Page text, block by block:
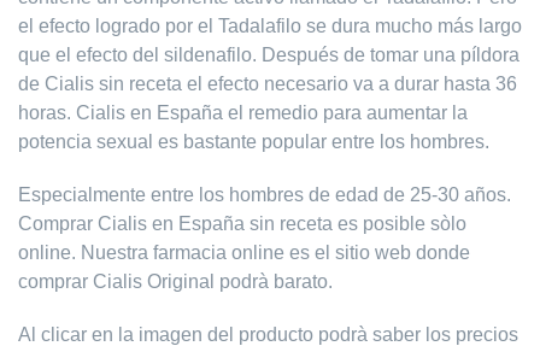
el efecto logrado por el Tadalafilo se dura mucho más largo
que el efecto del sildenafilo. Después de tomar una píldora
de Cialis sin receta el efecto necesario va a durar hasta 36
horas. Cialis en España el remedio para aumentar la
potencia sexual es bastante popular entre los hombres.
Especialmente entre los hombres de edad de 25-30 años.
Comprar Cialis en España sin receta es posible sòlo
online. Nuestra farmacia online es el sitio web donde
comprar Cialis Original podrà barato.
Al clicar en la imagen del producto podrà saber los precios